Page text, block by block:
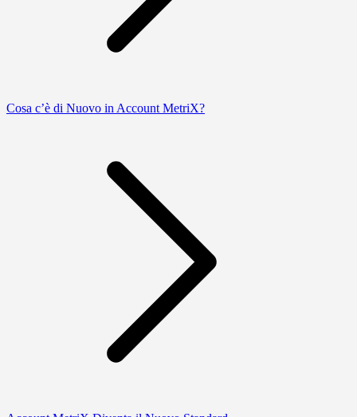
Cosa c’è di Nuovo in Account MetriX?